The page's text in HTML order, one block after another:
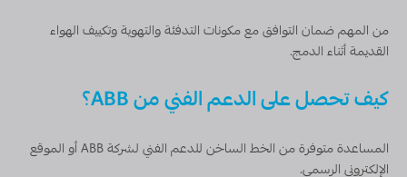
من المهم ضمان التوافق مع مكونات التدفئة والتهوية وتكييف الهواء
القديمة أثناء الدمج.
كيف تحصل على الدعم الفني من ABB؟
المساعدة متوفرة من الخط الساخن للدعم الفني لشركة ABB أو الموقع
الإلكتروني الرسمي.